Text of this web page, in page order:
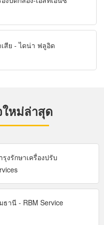
สีย - ไดน่า ฟลูอิด
ใหม่ล่าสุด
งรักษาเครื่องปรับ
านี - RBM Service